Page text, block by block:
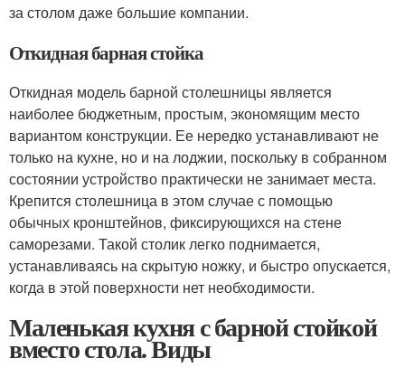
за столом даже большие компании.
Откидная барная стойка
Откидная модель барной столешницы является
наиболее бюджетным, простым, экономящим место
вариантом конструкции. Ее нередко устанавливают не
только на кухне, но и на лоджии, поскольку в собранном
состоянии устройство практически не занимает места.
Крепится столешница в этом случае с помощью
обычных кронштейнов, фиксирующихся на стене
саморезами. Такой столик легко поднимается,
устанавливаясь на скрытую ножку, и быстро опускается,
когда в этой поверхности нет необходимости.
Маленькая кухня с барной стойкой
вместо стола. Виды